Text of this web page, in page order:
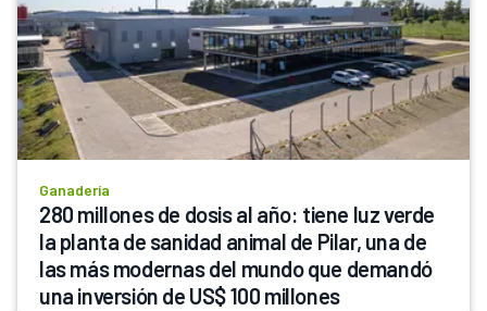
Ganadería
280 millones de dosis al año: tiene luz verde
la planta de sanidad animal de Pilar, una de
las más modernas del mundo que demandó
una inversión de US$ 100 millones